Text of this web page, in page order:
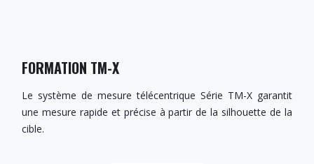
FORMATION TM-X
Le système de mesure télécentrique Série TM-X garantit
une mesure rapide et précise à partir de la silhouette de la
cible.